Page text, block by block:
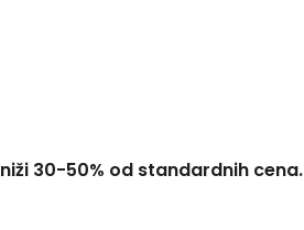
niži 30-50% od standardnih cena.